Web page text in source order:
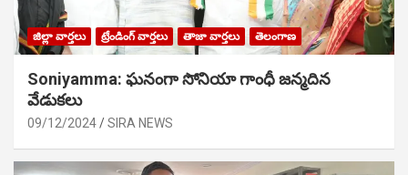
జిల్లా వార్తలు ట్రేండింగ్ వార్తలు తాజా వార్తలు తెలంగాణ
Soniyamma: ఘ‌నంగా సోనియా గాంధీ జ‌న్మ‌దిన
వేడుక‌లు
09/12/2024 SIRA NEWS